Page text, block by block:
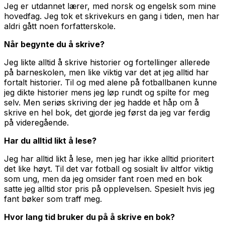
Jeg er utdannet lærer, med norsk og engelsk som mine
hovedfag. Jeg tok et skrivekurs en gang i tiden, men har
aldri gått noen forfatterskole.
Når begynte du å skrive?
Jeg likte alltid å skrive historier og fortellinger allerede
på barneskolen, men like viktig var det at jeg alltid har
fortalt historier. Til og med alene på fotballbanen kunne
jeg dikte historier mens jeg løp rundt og spilte for meg
selv. Men seriøs skriving der jeg hadde et håp om å
skrive en hel bok, det gjorde jeg først da jeg var ferdig
på videregående.
Har du alltid likt å lese?
Jeg har alltid likt å lese, men jeg har ikke alltid prioritert
det like høyt. Til det var fotball og sosialt liv altfor viktig
som ung, men da jeg omsider fant roen med en bok
satte jeg alltid stor pris på opplevelsen. Spesielt hvis jeg
fant bøker som traff meg.
Hvor lang tid bruker du på å skrive en bok?